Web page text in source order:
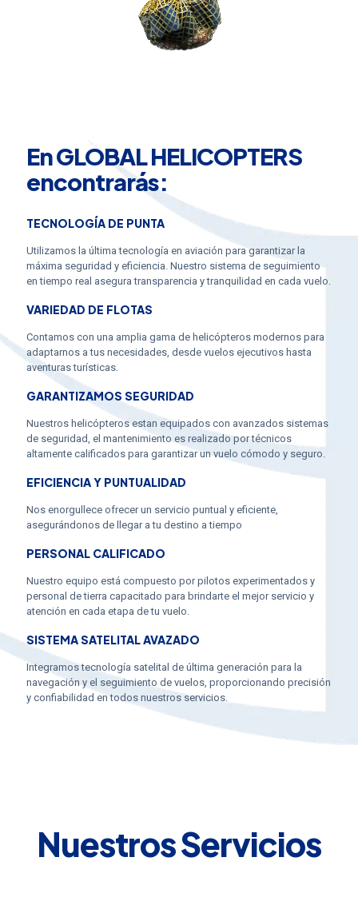
En GLOBAL HELICOPTERS
encontrarás:
TECNOLOGÍA DE PUNTA
Utilizamos la última tecnología en aviación para garantizar la
máxima seguridad y eficiencia. Nuestro sistema de seguimiento
en tiempo real asegura transparencia y tranquilidad en cada vuelo.
VARIEDAD DE FLOTAS
Contamos con una amplia gama de helicópteros modernos para
adaptarnos a tus necesidades, desde vuelos ejecutivos hasta
aventuras turísticas.
GARANTIZAMOS SEGURIDAD
Nuestros helicópteros estan equipados con avanzados sistemas
de seguridad, el mantenimiento es realizado por técnicos
altamente calificados para garantizar un vuelo cómodo y seguro.
EFICIENCIA Y PUNTUALIDAD
Nos enorgullece ofrecer un servicio puntual y eficiente,
asegurándonos de llegar a tu destino a tiempo
PERSONAL CALIFICADO
Nuestro equipo está compuesto por pilotos experimentados y
personal de tierra capacitado para brindarte el mejor servicio y
atención en cada etapa de tu vuelo.
SISTEMA SATELITAL AVAZADO
Integramos tecnología satelital de última generación para la
navegación y el seguimiento de vuelos, proporcionando precisión
y confiabilidad en todos nuestros servicios.
Nuestros Servicios